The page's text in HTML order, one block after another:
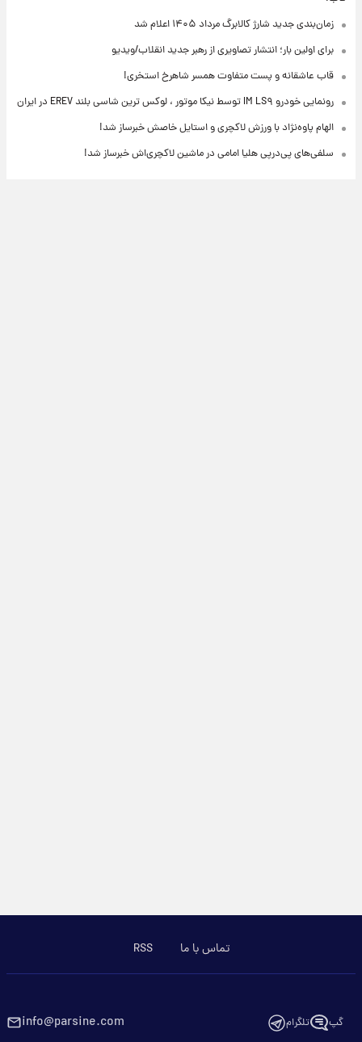
زمان‌بندی جدید شارژ کالابرگ مرداد ۱۴۰۵ اعلام شد
برای اولین بار؛ انتشار تصاویری از رهبر جدید انقلاب/ویدیو
قاب عاشقانه و پست متفاوت همسر شاهرخ استخری!
رونمایی خودرو IM LS۹ توسط نیکا موتور ، لوکس ترین شاسی بلند EREV در ایران
الهام پاوه‌نژاد با ورزش لاکچری و استایل خاصش خبرساز شد!
سلفی‌های پی‌درپی هلیا امامی در ماشین لاکچری‌اش خبرساز شد!
تماس با ما RSS
گپ تلگرام info@parsine.com